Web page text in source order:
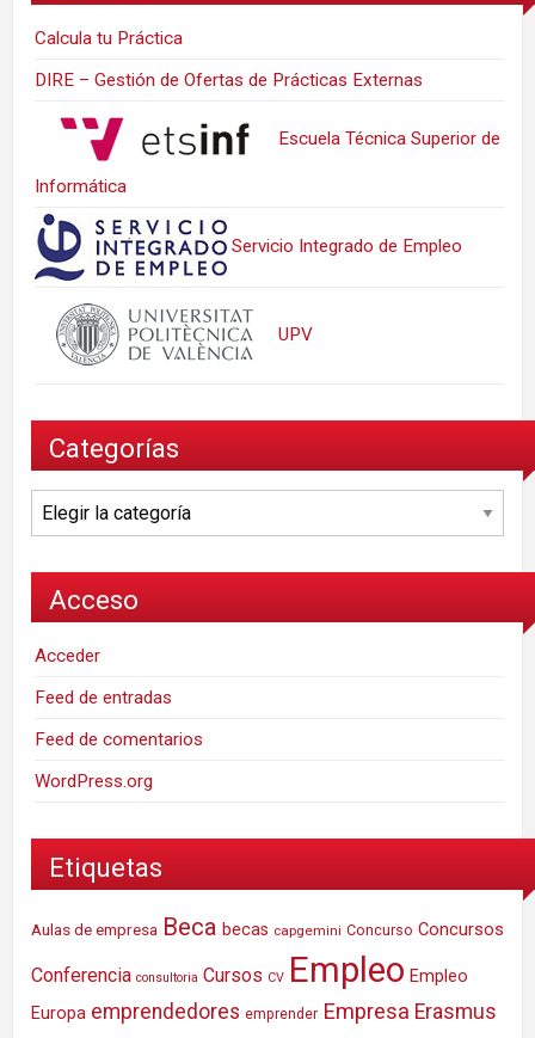
Calcula tu Práctica
DIRE – Gestión de Ofertas de Prácticas Externas
Escuela Técnica Superior de
Informática
Servicio Integrado de Empleo
UPV
Categorías
Categorías
Acceso
Acceder
Feed de entradas
Feed de comentarios
WordPress.org
Etiquetas
Aulas de empresa Beca becas capgemini Concurso Concursos
Conferencia consultoria Cursos CV Empleo Empleo
Europa emprendedores emprender Empresa Erasmus